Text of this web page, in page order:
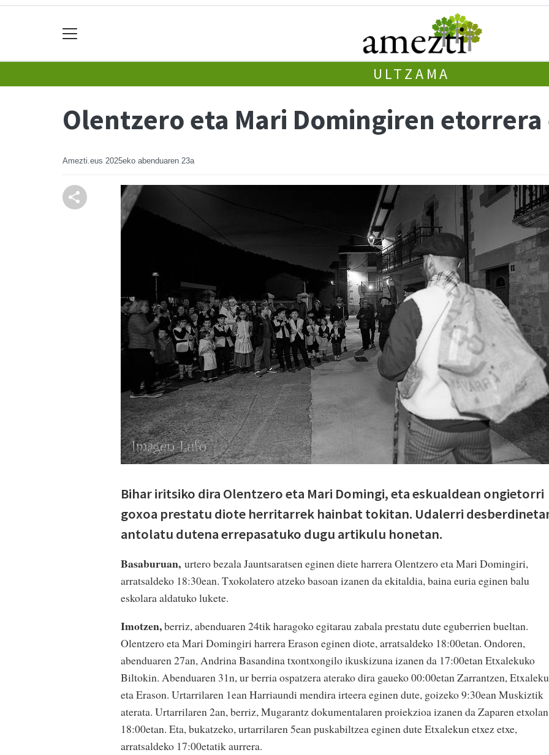
ULTZAMA
Olentzero eta Mari Domingiren
Amezti.eus 2025eko abenduaren 23a
Bihar iritsiko dira Olentzero eta Mari Domingi, eta eskualdean ongietorri
goxoa prestatu diote herritarrek hainbat tokitan. Udalerri
antolatu dutena errepasatuko dugu artikulu honetan.
Basaburuan, urtero bezala Jauntsaratsen eginen diete harrera Olentzero eta Mari Domingiri,
arratsaldeko 18:30ean. Txokolatero atzeko basoan izanen da ekitaldia, baina euria eginen balu
eskolara aldatuko lukete.
Imotzen,berriz, abenduaren 24tik haragoko egitarau zabala prestatu dute eguberrien bueltan.
Olentzero eta Mari Domingiri harrera Erason eginen diote, arratsaldeko 18:00etan. Ondoren,
abenduaren 27an, Andrina Basandina txontxongilo ikuskizuna izanen da 17:00etan Etxalekuko
Biltokin. Abenduaren 31n, ur berria ospatzera aterako dira gaueko 00:00etan Zarrantzen,
eta Erason. Urtarrilaren 1ean Harriaundi mendira irteera eginen dute, goizeko 9:30ean Muskiztik
aterata. Urtarrilaren 2an, berriz, Mugarantz dokumentalaren proiekzioa izanen da Zaparen
18:00etan. Eta, bukatzeko, urtarrilaren 5ean puskabiltzea eginen dute Etxalekun etxez etxe,
arratsaldeko 17:00etatik aurrera.